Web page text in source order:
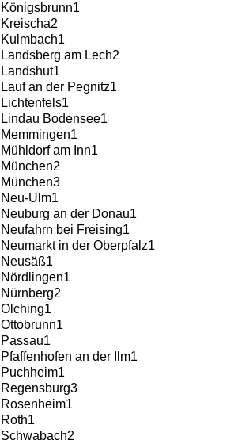
Königsbrunn1
Kreischa2
Kulmbach1
Landsberg am Lech2
Landshut1
Lauf an der Pegnitz1
Lichtenfels1
Lindau Bodensee1
Memmingen1
Mühldorf am Inn1
München2
München3
Neu-Ulm1
Neuburg an der Donau1
Neufahrn bei Freising1
Neumarkt in der Oberpfalz1
Neusäß1
Nördlingen1
Nürnberg2
Olching1
Ottobrunn1
Passau1
Pfaffenhofen an der Ilm1
Puchheim1
Regensburg3
Rosenheim1
Roth1
Schwabach2